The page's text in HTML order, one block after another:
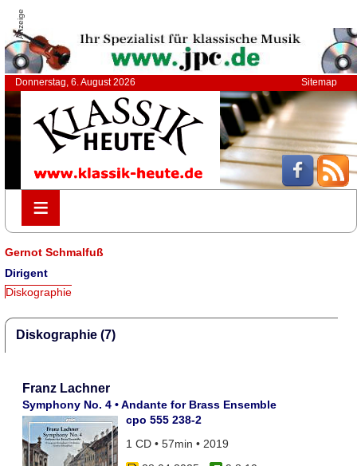
Anzeige
Donnerstag, 6. August 2026 Sitemap
≡
≡
Gernot Schmalfuß
Dirigent
Diskographie
Diskographie (7)
Franz Lachner
Symphony No. 4 • Andante for Brass Ensemble
cpo 555 238-2
1 CD • 57min • 2019